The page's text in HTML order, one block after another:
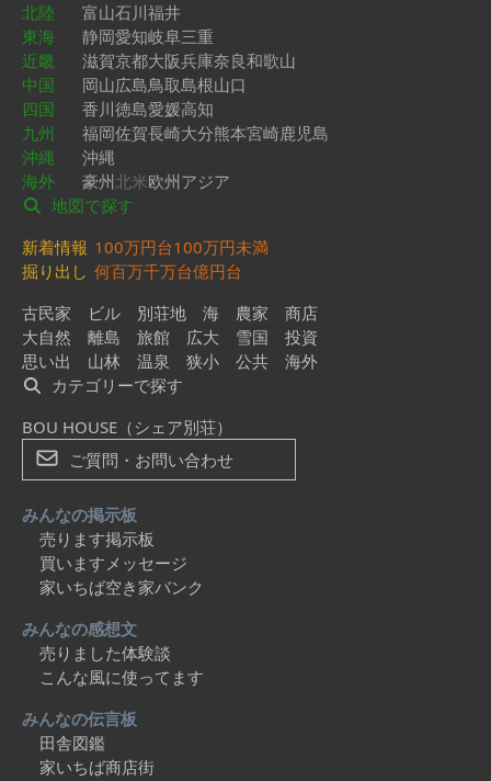
北陸
富山石川福井
東海
静岡愛知岐阜三重
近畿
滋賀京都大阪兵庫奈良和歌山
中国
岡山広島鳥取島根山口
四国
香川徳島愛媛高知
九州
福岡佐賀長崎大分熊本宮崎鹿児島
沖縄
沖縄
海外
豪州北米欧州アジア
地図で探す
新着情報 100万円台100万円未満
掘り出し 何百万千万台億円台
古民家
ビル 別荘地 海 農家
商店
大自然
離島 旅館 広大 雪国
投資
思い出
山林 温泉 狭小 公共
海外
カテゴリーで探す
BOU HOUSE（シェア別荘）
ご質問・お問い合わせ
みんなの掲示板
売ります掲示板
買いますメッセージ
家いちば空き家バンク
みんなの感想文
売りました体験談
こんな風に使ってます
みんなの伝言板
田舎図鑑
家いちば商店街